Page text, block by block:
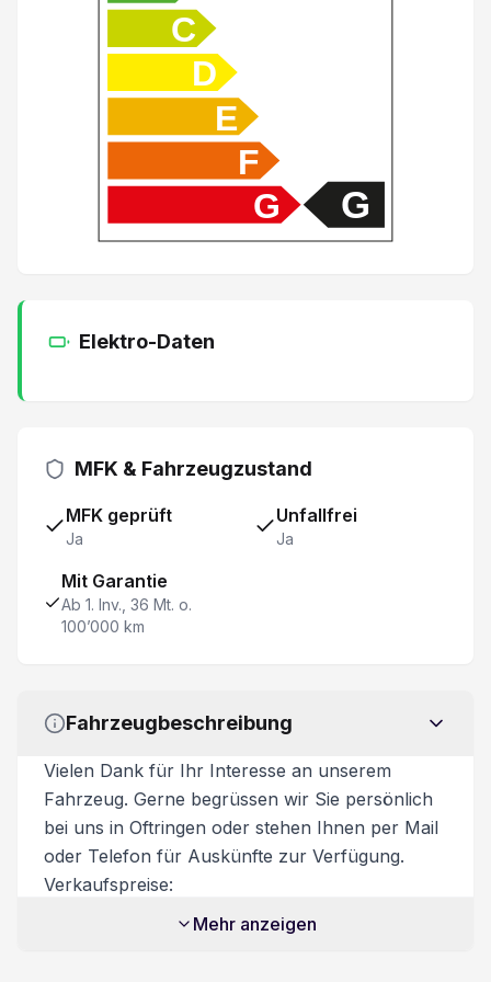
DAB+ Digital Audio Broadcast
HDC Hill Descent Assist/ Bergabfahrassistent
Glasschiebedach elektrisch
ABS und EBD Elektr. Bremskraftverteilung
Hifi Lautsprechersystem harman/kardon
Airbag Fahrer und Beifahrerseite
Elektronische Fahrdynamik-Regelung
Automatisch abblendbarer Innenspiegel
C
D
E
F
G
G
Elektro-Daten
MFK & Fahrzeugzustand
MFK geprüft
Ja
Unfallfrei
Ja
Mit Garantie
Ab 1. Inv., 36 Mt. o.
100’000 km
Fahrzeugbeschreibung
Vielen Dank für Ihr Interesse an unserem
Fahrzeug. Gerne begrüssen wir Sie persönlich
bei uns in Oftringen oder stehen Ihnen per Mail
oder Telefon für Auskünfte zur Verfügung.
Verkaufspreise:
Unsere Verkaufspreise sind inkl. 8.1%
Mehr anzeigen